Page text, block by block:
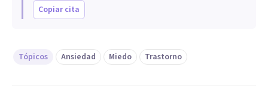
Copiar cita
Tópicos Ansiedad Miedo Trastorno